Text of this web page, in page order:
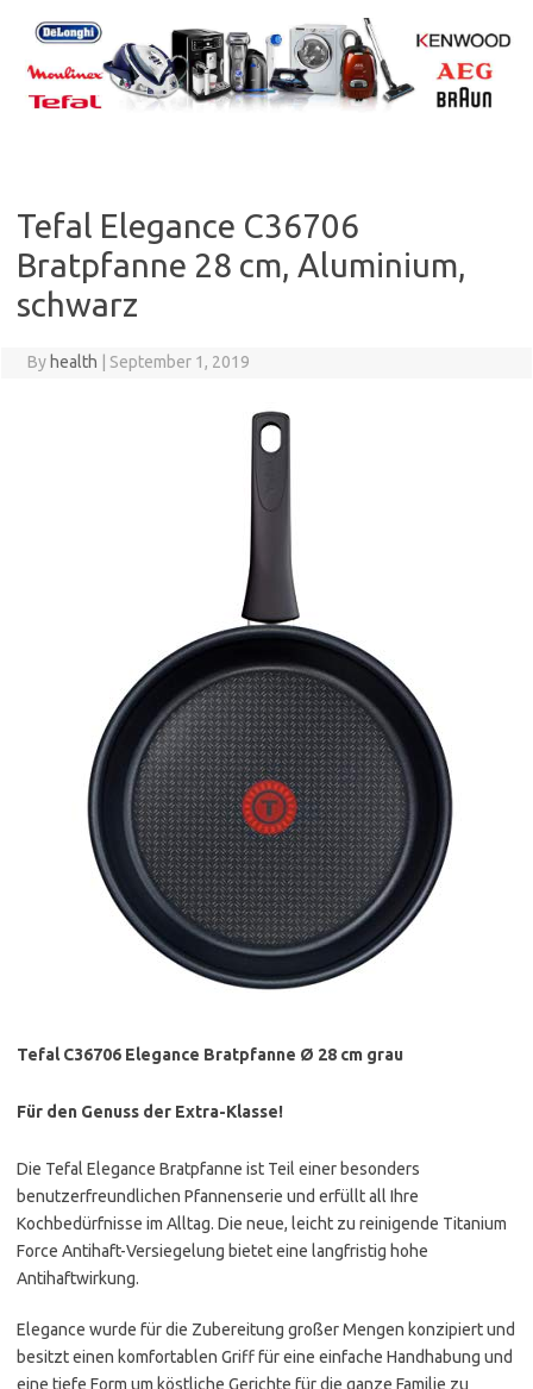
content
Tefal Elegance C36706
Bratpfanne 28 cm, Aluminium,
schwarz
By health September 1, 2019
Tefal C36706 Elegance Bratpfanne Ø 28 cm grau
Für den Genuss der Extra-Klasse!
Die Tefal Elegance Bratpfanne ist Teil einer besonders
benutzerfreundlichen Pfannenserie und erfüllt all Ihre
Kochbedürfnisse im Alltag. Die neue, leicht zu reinigende Titanium
Force Antihaft-Versiegelung bietet eine langfristig hohe
Antihaftwirkung.
Elegance wurde für die Zubereitung großer Mengen konzipiert und
besitzt einen komfortablen Griff für eine einfache Handhabung und
eine tiefe Form um köstliche Gerichte für die ganze Familie zu